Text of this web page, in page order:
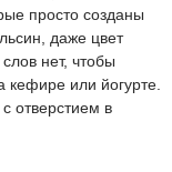
просто созданы
даже цвет
нет, чтобы
кефире или йогурте.
отверстием в